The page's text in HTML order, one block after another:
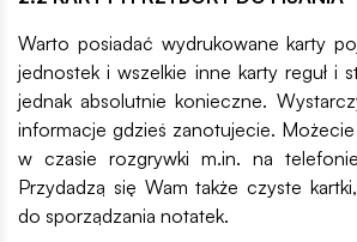
Warto posiadać wydrukowane karty
jednostek i wszelkie inne karty reguł i
jednak absolutnie konieczne.
informacje gdzieś zanotujecie.
w czasie rozgrywki m.in. na
Przydadzą się Wam także czyste
do sporządzania notatek.